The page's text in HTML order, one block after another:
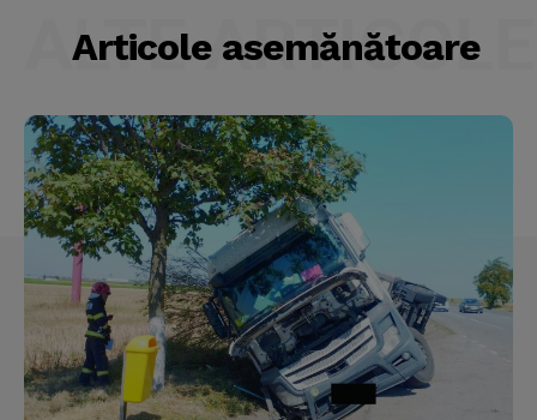
Articole asemănătoare
ALTE ARTICOLE